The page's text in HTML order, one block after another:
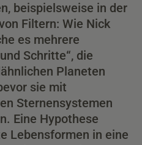
beispielsweise in der
Filtern: Wie Nick
es mehrere
Schritte“, die
Planeten
sie mit
Sternensystemen
Eine Hypothese
Lebensformen in eine